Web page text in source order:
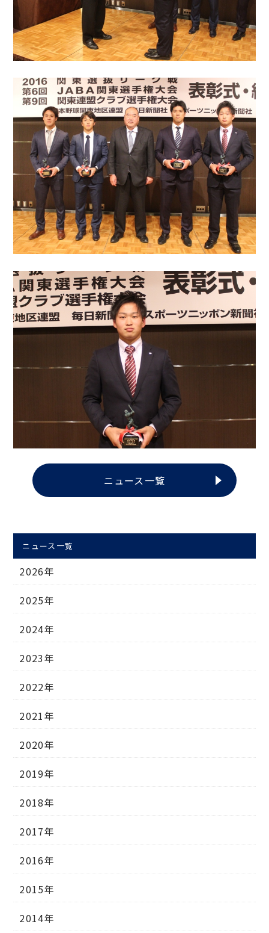
ニュース一覧
ニュース一覧
2026年
2025年
2024年
2023年
2022年
2021年
2020年
2019年
2018年
2017年
2016年
2015年
2014年